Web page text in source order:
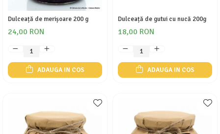
Dulceață de merișoare 200 g
24,00 RON
ADAUGA IN COS
Dulceață de gutui cu nucă 200g
18,00 RON
ADAUGA IN COS